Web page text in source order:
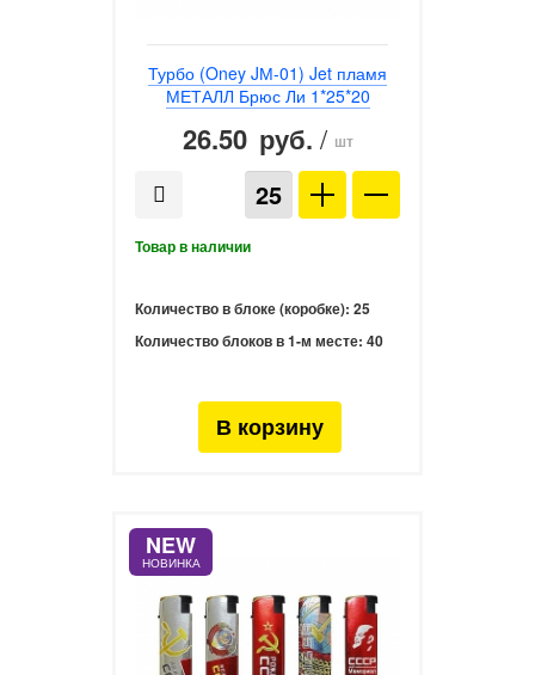
Турбо (Oney JМ-01) Jet пламя
МЕТАЛЛ Брюс Ли 1*25*20
26.50 руб. / шт
Количество в блоке (коробке): 25
Количество блоков в 1-м месте: 40
NEW
НОВИНКА